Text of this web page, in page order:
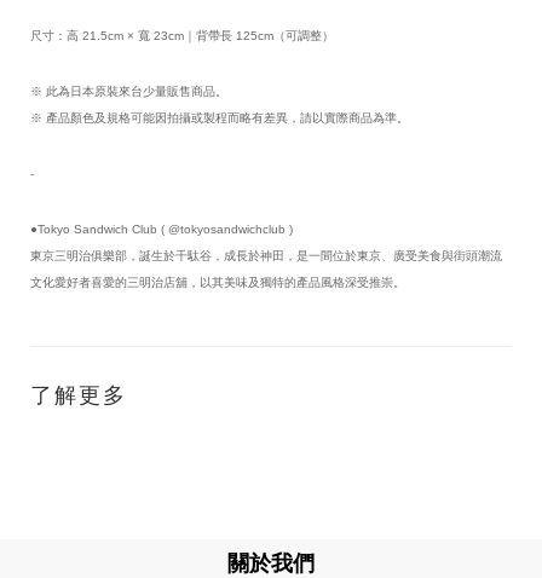
尺寸：高 21.5cm × 寬 23cm｜背帶長 125cm（可調整）
※ 此為日本原裝來台少量販售商品。
※ 產品顏色及規格可能因拍攝或製程而略有差異，請以實際商品為準。
-
●Tokyo Sandwich Club ( @tokyosandwichclub )
東京三明治俱樂部，誕生於千駄谷，成長於神田，是一間位於東京、廣受美食與街頭潮流
文化愛好者喜愛的三明治店舖，以其美味及獨特的產品風格深受推崇。
了解更多
關於我們